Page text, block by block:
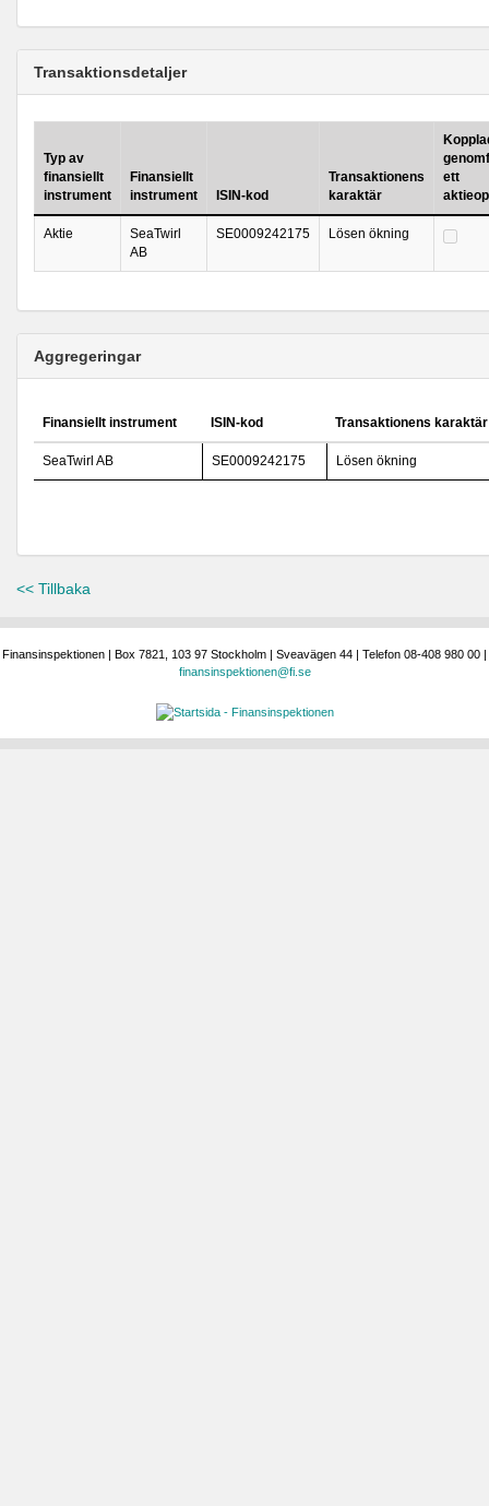
Transaktionsdetaljer
Typ av
finansiellt
instrument
Finansiellt
instrument
ISIN-kod
Transaktionens
karaktär
ett
Aktie
SeaTwirl
AB
SE0009242175 Lösen ökning
Aggregeringar
Finansiellt instrument ISIN-kod Transaktionens karaktär
SeaTwirl AB SE0009242175 Lösen ökning
<< Tillbaka
Finansinspektionen | Box 7821, 103 97 Stockholm | Sveavägen 44 | Telefon 08-408 980 00 |
finansinspektionen@fi.se